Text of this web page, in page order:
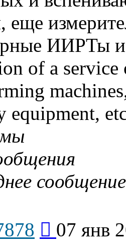
еще
ИИРТы
of a
equipment,
сообщение
последнему
07 янв